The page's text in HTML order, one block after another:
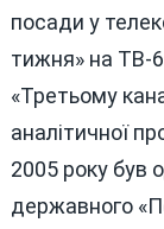
посади у
тижня» на ТВ-
«Третьому
аналітичної
2005 року був
державного